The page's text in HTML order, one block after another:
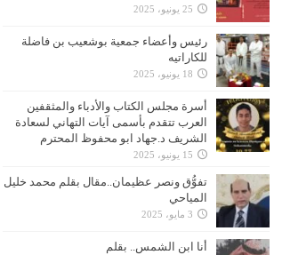
25 يونيو، 2025
رئيس وأعضاء جمعية بوشعيب بن فاضلة
للكاراتيه
18 يونيو، 2025
أسرة مجلس الكتاب والأدباء والمثقفين
العرب تتقدم بأسمى آيات التهاني لسعادة
الشريف د.جهاد ابو محفوظ المحترم
15 يونيو، 2025
تفوُّق ونصر عظيمان..مقال بقلم محمد خليل
المياحي
3 مايو، 2025
أنا ابن الشمس.. بقلم